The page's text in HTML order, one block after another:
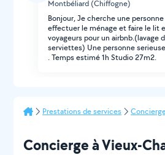
Montbéliard (Chiffogne)
Bonjour, Je cherche une
effectuer le ménage et faire le lit
voyageurs pour un airbnb.(lavage
serviettes) Une personne
. Temps estimé 1h Studio 27m2.
Prestations de services
Concierge à Vieux-